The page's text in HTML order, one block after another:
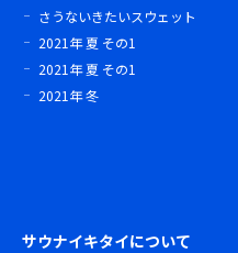
さうないきたいスウェット
2021年 夏 その1
2021年 夏 その1
2021年 冬
サウナイキタイについて